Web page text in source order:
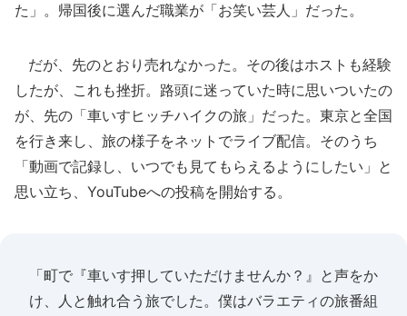
た」。帰国後に選んだ職業が「お笑い芸人」だった。
だが、先のとおり売れなかった。その後はホストも経験
したが、これも挫折。路頭に迷っていた時に思いついたの
が、先の「車いすヒッチハイクの旅」だった。東京と全国
を行き来し、旅の様子をネットでライブ配信。そのうち
「動画で記録し、いつでも見てもらえるようにしたい」と
思い立ち、YouTubeへの投稿を開始する。
「町で『車いす押していただけませんか？』と声をか
け、人と触れ合う旅でした。僕はバラエティの旅番組